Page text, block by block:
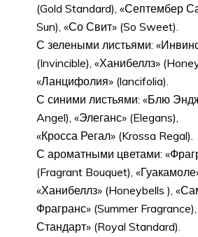
(Gold Standard), «Септембер
Sun), «Со Свит» (So Sweet).
С зелеными листьями:
(Invincible), «Ханибеллз»
«Ланцифолия» (lancifolia).
С синими листьями: «Блю
Angel), «Элеганс» (Elegans),
«Кросса Регал» (Krossa Regal).
С ароматными цветами:
(Fragrant Bouquet),
«Ханибеллз» (Honeybells ),
Фрагранс» (Summer
Стандарт» (Royal Standard).